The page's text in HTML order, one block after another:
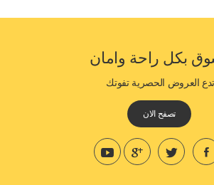
بكل راحة وامان
تدع العروض الحصرية تفوتك
تصفح الان